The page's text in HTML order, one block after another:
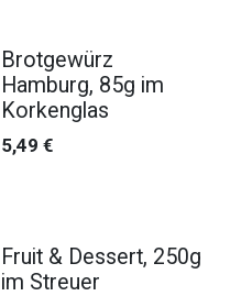
Brotgewürz
Hamburg, 85g im
Korkenglas
5,49 €
Fruit & Dessert, 250g
im Streuer